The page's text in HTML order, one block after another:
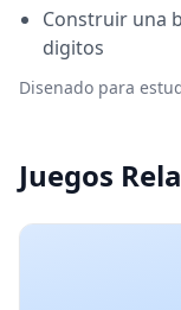
Construir una
digitos
Disenado para
Juegos